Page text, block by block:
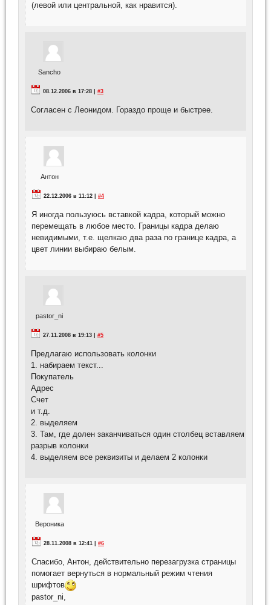
(левой или центральной, как нравится).
Sancho
08.12.2006 в 17:28 | #3
Согласен с Леонидом. Гораздо проще и быстрее.
Антон
22.12.2006 в 11:12 | #4
Я иногда пользуюсь вставкой кадра, который можно
перемещать в любое место. Границы кадра делаю
невидимыми, т.е. щелкаю два раза по границе кадра, а
цвет линии выбираю белым.
pastor_ni
27.11.2008 в 19:13 | #5
Предлагаю использовать колонки
1. набираем текст...
Покупатель
Адрес
Счет
и т.д.
2. выделяем
3. Там, где долен заканчиваться один столбец вставляем
разрыв колонки
4. выделяем все реквизиты и делаем 2 колонки
Вероника
28.11.2008 в 12:41 | #6
Спасибо, Антон, действительно перезагрузка страницы
помогает вернуться в нормальный режим чтения
шрифтов
pastor_ni,